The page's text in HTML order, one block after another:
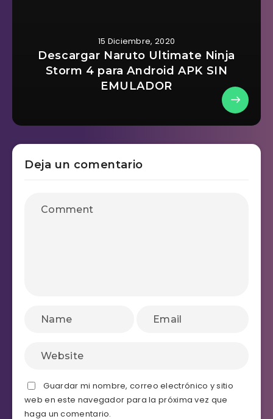
15 Diciembre, 2020
Descargar Naruto Ultimate Ninja
Storm 4 para Android APK SIN
EMULADOR
Deja un comentario
Guardar mi nombre, correo electrónico y sitio
web en este navegador para la próxima vez que
haga un comentario.